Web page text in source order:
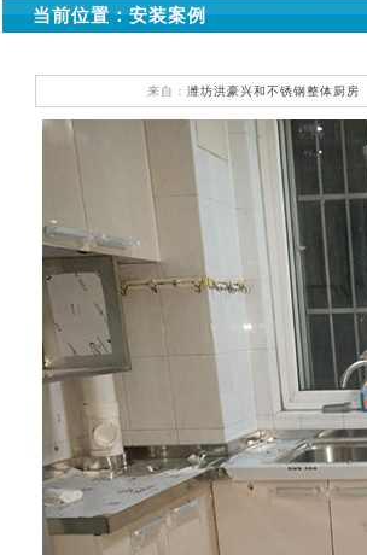
当前位置：安装案例
来自： 潍坊洪豪兴和不锈钢整体厨房